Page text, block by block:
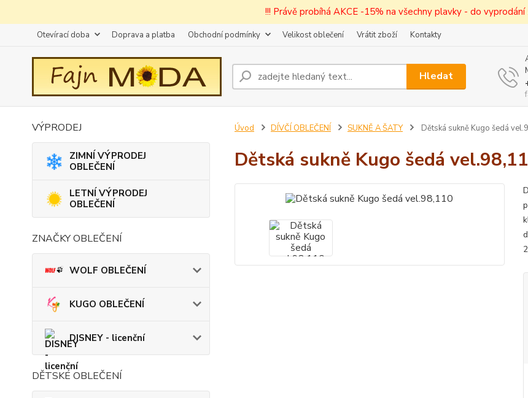
!!! Právě probíhá AKCE -15% na všechny plavky - do vyprodání
Otevírací doba Doprava a platba Obchodní podmínky Velikost oblečení Vrátit zboží Kontakty
Hledat
VÝPRODEJ
ZIMNÍ VÝPRODEJ
OBLEČENÍ
LETNÍ VÝPRODEJ
OBLEČENÍ
ZNAČKY OBLEČENÍ
WOLF OBLEČENÍ
KUGO OBLEČENÍ
DISNEY - licenční
DĚTSKÉ OBLEČENÍ
Úvod DÍVČÍ OBLEČENÍ SUKNĚ A ŠATY Dětská sukně Kugo šedá
Dětská sukně Kugo šedá